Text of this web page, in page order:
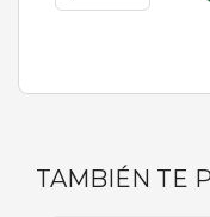
TAMBIÉN TE